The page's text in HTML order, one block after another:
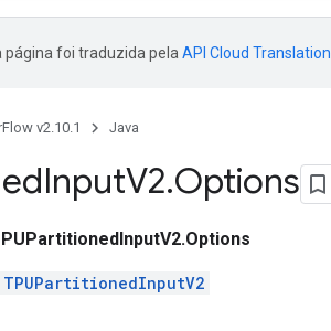
página foi traduzida pela API Cloud Translation
v2.10.1 Java
InputV2.Options
TPUPartitionedInputV2